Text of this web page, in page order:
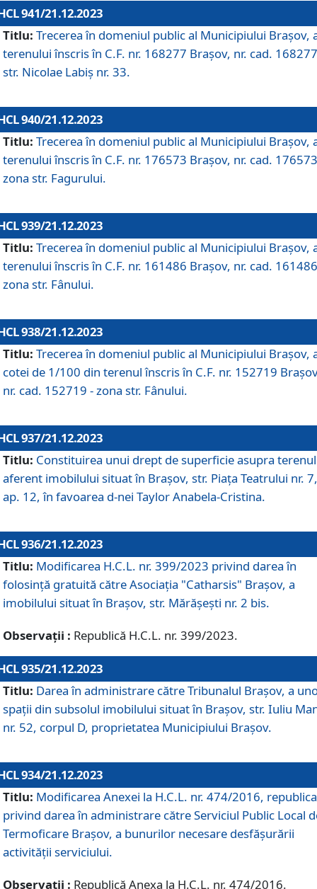
941/21.12.2023
Titlu: Trecerea în domeniul public al Municipiului Braşov,
terenului înscris în C.F. nr. 168277 Brașov, nr. cad.
str. Nicolae Labiș nr. 33.
940/21.12.2023
Titlu: Trecerea în domeniul public al Municipiului Braşov,
terenului înscris în C.F. nr. 176573 Brașov, nr. cad.
zona str. Fagurului.
939/21.12.2023
Titlu: Trecerea în domeniul public al Municipiului Braşov,
terenului înscris în C.F. nr. 161486 Brașov, nr. cad.
zona str. Fânului.
938/21.12.2023
Titlu: Trecerea în domeniul public al Municipiului Braşov,
cotei de 1/100 din terenul înscris în C.F. nr. 152719
nr. cad. 152719 - zona str. Fânului.
937/21.12.2023
Titlu: Constituirea unui drept de superficie asupra
aferent imobilului situat în Brașov, str. Piața Teatrului nr. 7,
ap. 12, în favoarea d-nei Taylor Anabela-Cristina.
936/21.12.2023
Titlu: Modificarea H.C.L. nr. 399/2023 privind darea în
folosinţă gratuită către Asociaţia "Catharsis" Brașov, a
imobilului situat în Braşov, str. Mărăşeşti nr. 2 bis.
Observații : Republică H.C.L. nr. 399/2023.
935/21.12.2023
Titlu: Darea în administrare către Tribunalul Brașov, a
spații din subsolul imobilului situat în Brașov, str. Iuliu
nr. 52, corpul D, proprietatea Municipiului Brașov.
934/21.12.2023
Titlu: Modificarea Anexei la H.C.L. nr. 474/2016,
privind darea în administrare către Serviciul Public Local
Termoficare Braşov, a bunurilor necesare desfăşurării
activităţii serviciului.
Observații : Republică Anexa la H.C.L. nr. 474/2016.